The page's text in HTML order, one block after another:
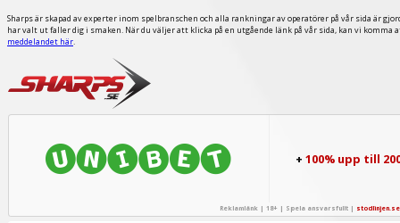
Sharps är skapad av experter inom spelbranschen och alla rankningar av operatörer på vår sida är
har valt ut faller dig i smaken. När du väljer att klicka på en utgående länk på vår sida, kan vi
meddelandet här.
+100% upp till
Reklamlänk | 18+ | Spela ansvarsfullt | stodlinjen.se